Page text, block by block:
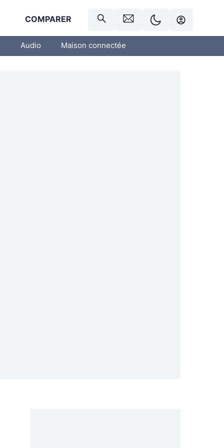
COMPARER
Audio Maison connectée